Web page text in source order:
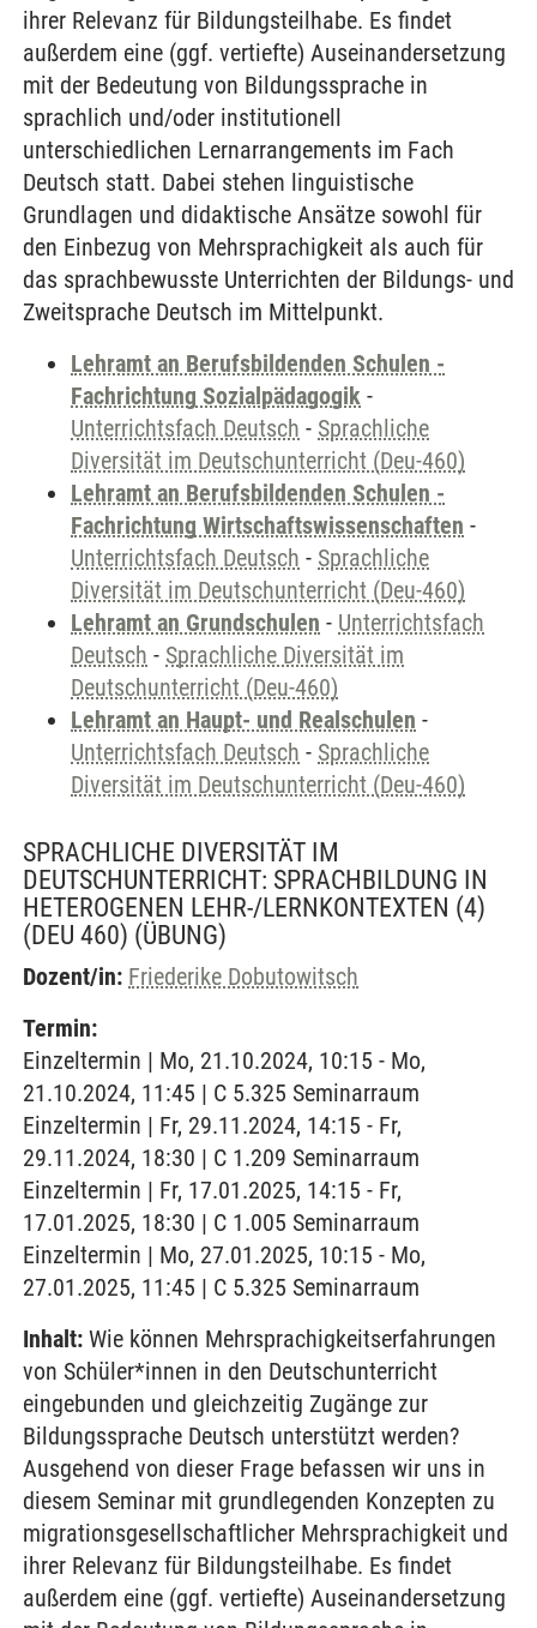
ihrer Relevanz für Bildungsteilhabe. Es findet
außerdem eine (ggf. vertiefte) Auseinandersetzung
mit der Bedeutung von Bildungssprache in
sprachlich und/oder institutionell
unterschiedlichen Lernarrangements im Fach
Deutsch statt. Dabei stehen linguistische
Grundlagen und didaktische Ansätze sowohl für
den Einbezug von Mehrsprachigkeit als auch für
das sprachbewusste Unterrichten der Bildungs- und
Zweitsprache Deutsch im Mittelpunkt.
Lehramt an Berufsbildenden Schulen -
Fachrichtung Sozialpädagogik -
Unterrichtsfach Deutsch - Sprachliche
Diversität im Deutschunterricht (Deu-460)
Lehramt an Berufsbildenden Schulen -
Fachrichtung Wirtschaftswissenschaften -
Unterrichtsfach Deutsch - Sprachliche
Diversität im Deutschunterricht (Deu-460)
Lehramt an Grundschulen - Unterrichtsfach
Deutsch - Sprachliche Diversität im
Deutschunterricht (Deu-460)
Lehramt an Haupt- und Realschulen -
Unterrichtsfach Deutsch - Sprachliche
Diversität im Deutschunterricht (Deu-460)
SPRACHLICHE DIVERSITÄT IM
DEUTSCHUNTERRICHT: SPRACHBILDUNG IN
HETEROGENEN LEHR-/LERNKONTEXTEN (4)
(DEU 460) (ÜBUNG)
Dozent/in: Friederike Dobutowitsch
Termin:
Einzeltermin | Mo, 21.10.2024, 10:15 - Mo,
21.10.2024, 11:45 | C 5.325 Seminarraum
Einzeltermin | Fr, 29.11.2024, 14:15 - Fr,
29.11.2024, 18:30 | C 1.209 Seminarraum
Einzeltermin | Fr, 17.01.2025, 14:15 - Fr,
17.01.2025, 18:30 | C 1.005 Seminarraum
Einzeltermin | Mo, 27.01.2025, 10:15 - Mo,
27.01.2025, 11:45 | C 5.325 Seminarraum
Inhalt: Wie können Mehrsprachigkeitserfahrungen
von Schüler*innen in den Deutschunterricht
eingebunden und gleichzeitig Zugänge zur
Bildungssprache Deutsch unterstützt werden?
Ausgehend von dieser Frage befassen wir uns in
diesem Seminar mit grundlegenden Konzepten zu
migrationsgesellschaftlicher Mehrsprachigkeit und
ihrer Relevanz für Bildungsteilhabe. Es findet
außerdem eine (ggf. vertiefte) Auseinandersetzung